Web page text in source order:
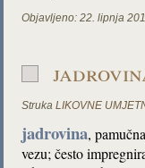
Objavljeno: 22. lipnja
Struka LIKOVNE
jadrovina,
vezu; često